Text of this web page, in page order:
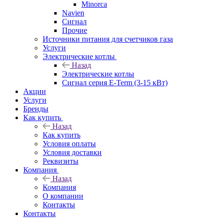
Minorca
Navien
Сигнал
Прочие
Источники питания для счетчиков газа
Услуги
Электрические котлы
Назад
Электрические котлы
Сигнал серия E-Term (3-15 кВт)
Акции
Услуги
Бренды
Как купить
Назад
Как купить
Условия оплаты
Условия доставки
Реквизиты
Компания
Назад
Компания
О компании
Контакты
Контакты